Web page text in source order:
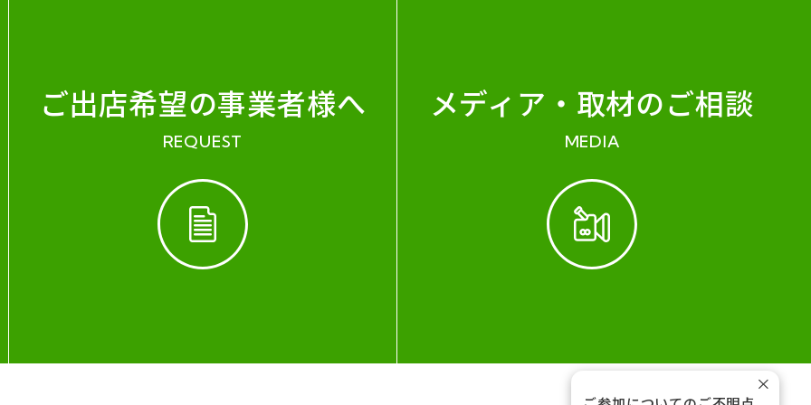
ご出店希望の事業者様へ
REQUEST
メディア・ 取材のご相談
MEDIA
×